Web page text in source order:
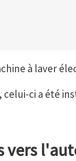
à laver
celui-ci a été
vers